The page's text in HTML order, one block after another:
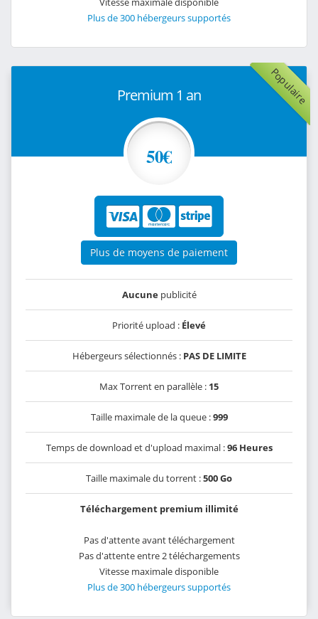
Plus de 300 hébergeurs supportés
Populaire
Premium 1 an
50€
Plus de moyens de paiement
Aucunepublicité
Priorité upload : Élevé
Hébergeurs sélectionnés : PAS DE LIMITE
Max Torrent en parallèle : 15
Taille maximale de la queue :999
Temps de download et d'upload maximal :96 Heures
Taille maximale du torrent :500 Go
Téléchargement premium illimité
Pas d'attente avant téléchargement
Pas d'attente entre 2 téléchargements
Vitesse maximale disponible
Plus de 300 hébergeurs supportés